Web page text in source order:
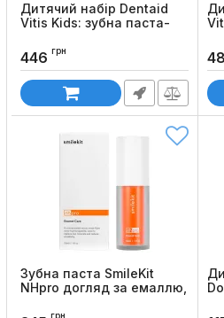
Дитячий набір Dentaid
Vitis Kids: зубна паста-
пенал
Код товару: 1531
446 грн
Зубна паста SmileKit
NHpro догляд за емаллю,
грн